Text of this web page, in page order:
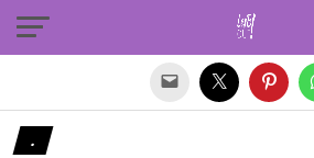
.
Sair da versão